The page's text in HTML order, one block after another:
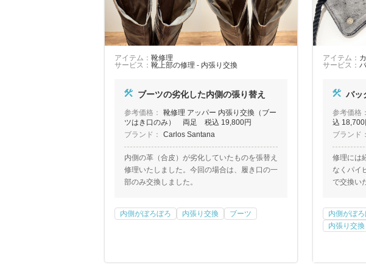
アイテム： 靴修理
サービス： 靴上部の修理 - 内張り交換
ブーツの劣化した内側の張り替え
参考価格：
靴修理 アッパー 内張り交換（ブー
ツはき口のみ） 両足 税込 19,800円
ブランド：
Carlos Santana
内側の革（合皮）が劣化していたものを張替え
修理いたしました。今回の場合は、履き口の一
部のみ交換しました。
内側がぼろぼろ 内張り交換 ブーツ
アイテム：
サービス：
バッ
参考価格：
込 18,700
ブランド：
修理には
なくパイ
で交換い
内側がぼろ
内張り交換